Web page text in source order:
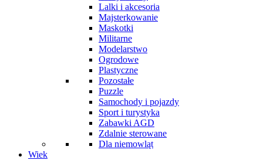
Lalki i akcesoria
Majsterkowanie
Maskotki
Militarne
Modelarstwo
Ogrodowe
Plastyczne
Pozostałe
Puzzle
Samochody i pojazdy
Sport i turystyka
Zabawki AGD
Zdalnie sterowane
Dla niemowląt
Wiek